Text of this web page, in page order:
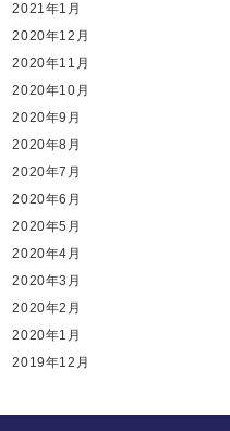
2021年1月
2020年12月
2020年11月
2020年10月
2020年9月
2020年8月
2020年7月
2020年6月
2020年5月
2020年4月
2020年3月
2020年2月
2020年1月
2019年12月